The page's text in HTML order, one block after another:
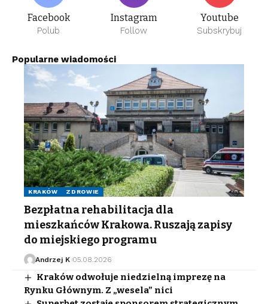
Facebook
Polub
Instagram
Follow
Youtube
Subskrybuj
Popularne wiadomości
KRAKÓW ZDROWIE
Bezpłatna rehabilitacja dla
mieszkańców Krakowa. Ruszają zapisy
do miejskiego programu
Andrzej K 05.08.2026
Kraków odwołuje niedzielną imprezę na
Rynku Głównym. Z „wesela” nici